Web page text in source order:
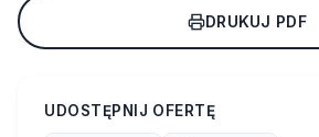
DRUKUJ PDF
UDOSTĘPNIJ OFERTĘ